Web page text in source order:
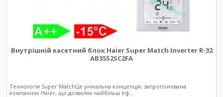
Внутрішній касетний блок Haier Super Match Inverter R-32
AB35S2SC2FA
Технологія Super MatchЦе унікальна концепція, запропонована
компанією Haier, що дозволяє найбільш еф..